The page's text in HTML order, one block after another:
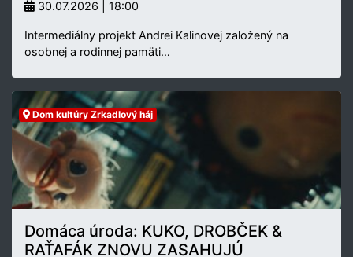
30.07.2026 | 18:00
Intermediálny projekt Andrei Kalinovej založený na
osobnej a rodinnej pamäti…
Dom kultúry Zrkadlový háj
Domáca úroda: KUKO, DROBČEK &
RAŤAFÁK ZNOVU ZASAHUJÚ